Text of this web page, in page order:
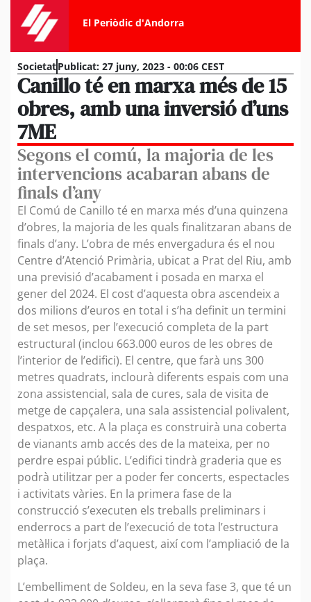
El Periòdic d'Andorra
SocietatPublicat: 27 juny, 2023 - 00:06 CEST
Canillo té en marxa més de 15
obres, amb una inversió d’uns
7ME
Segons el comú, la majoria de les
intervencions acabaran abans de
finals d’any
El Comú de Canillo té en marxa més d’una quinzena
d’obres, la majoria de les quals finalitzaran abans de
finals d’any. L’obra de més envergadura és el nou
Centre d’Atenció Primària, ubicat a Prat del Riu, amb
una previsió d’acabament i posada en marxa el
gener del 2024. El cost d’aquesta obra ascendeix a
dos milions d’euros en total i s’ha definit un termini
de set mesos, per l’execució completa de la part
estructural (inclou 663.000 euros de les obres de
l’interior de l’edifici). El centre, que farà uns 300
metres quadrats, inclourà diferents espais com una
zona assistencial, sala de cures, sala de visita de
metge de capçalera, una sala assistencial polivalent,
despatxos, etc. A la plaça es construirà una coberta
de vianants amb accés des de la mateixa, per no
perdre espai públic. L’edifici tindrà graderia que es
podrà utilitzar per a poder fer concerts, espectacles
i activitats vàries. En la primera fase de la
construcció s’executen els treballs preliminars i
enderrocs a part de l’execució de tota l’estructura
metàl·lica i forjats d’aquest, així com l’ampliació de la
plaça.
L’embelliment de Soldeu, en la seva fase 3, que té un